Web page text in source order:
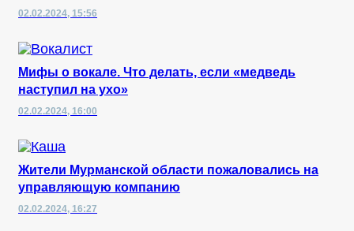
02.02.2024, 15:56
Мифы о вокале. Что делать, если «медведь
наступил на ухо»
02.02.2024, 16:00
Жители Мурманской области пожаловались на
управляющую компанию
02.02.2024, 16:27